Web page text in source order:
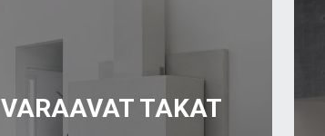
VARAAVAT TAKAT